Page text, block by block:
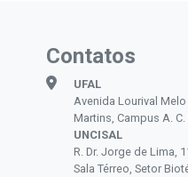
Contatos
UFAL
Avenida Lourival
Martins, Campus A.
UNCISAL
R. Dr. Jorge de Lima,
Sala Térreo, Setor